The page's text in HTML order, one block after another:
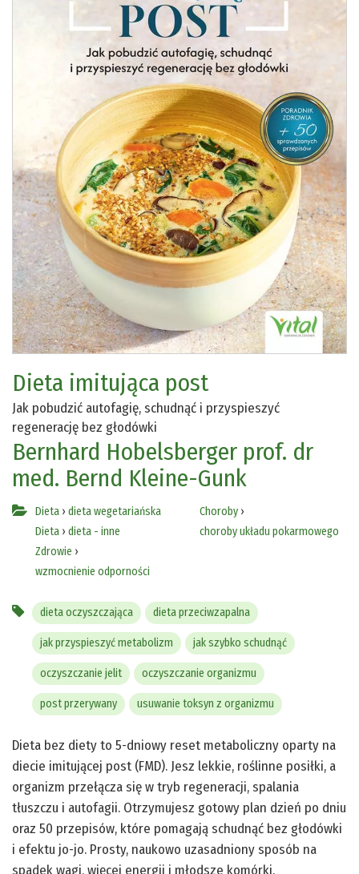
Dieta imitująca post
Jak pobudzić autofagię, schudnąć i przyspieszyć
regenerację bez głodówki
Bernhard Hobelsberger prof. dr
med. Bernd Kleine-Gunk
Dieta › dieta wegetariańska
Dieta › dieta - inne
Zdrowie ›
wzmocnienie odporności
Choroby›
choroby układu pokarmowego
dieta oczyszczająca dieta przeciwzapalna
jak przyspieszyć metabolizm jak szybko schudnąć
oczyszczanie jelit oczyszczanie organizmu
post przerywany usuwanie toksyn z organizmu
Dieta bez diety to 5-dniowy reset metaboliczny oparty na
diecie imitującej post (FMD). Jesz lekkie, roślinne posiłki, a
organizm przełącza się w tryb regeneracji, spalania
tłuszczu i autofagii. Otrzymujesz gotowy plan dzień po dniu
oraz 50 przepisów, które pomagają schudnąć bez głodówki
i efektu jo-jo. Prosty, naukowo uzasadniony sposób na
spadek wagi, więcej energii i młodsze komórki.